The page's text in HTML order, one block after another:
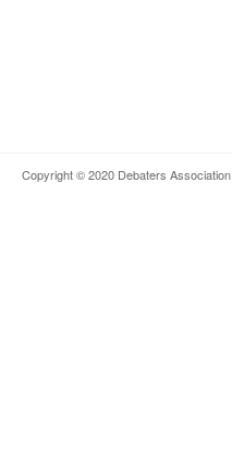
Copyright © 2020 Debaters Association